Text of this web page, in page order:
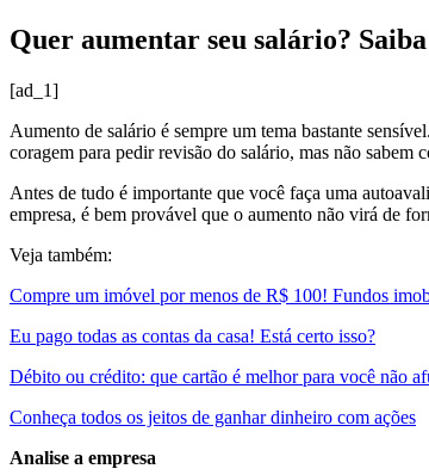
Quer aumentar seu salário?
[ad_1]
Aumento de salário é sempre um tema bastante
coragem para pedir revisão do salário, mas não sabem
Antes de tudo é importante que você faça uma
empresa, é bem provável que o aumento não virá de
Veja também:
Compre um imóvel por menos de R$ 100! Fundos
Eu pago todas as contas da casa! Está certo isso?
Débito ou crédito: que cartão é melhor para você não
Conheça todos os jeitos de ganhar dinheiro com ações
Analise a empresa